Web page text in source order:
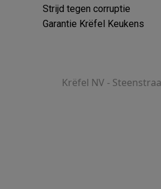
muizenGaming toetsenborden
Gaming desksGaming TV
steps accessoiresGPS
Strijd tegen corruptie
Garantie Krëfel Keukens
Krëfel NV -